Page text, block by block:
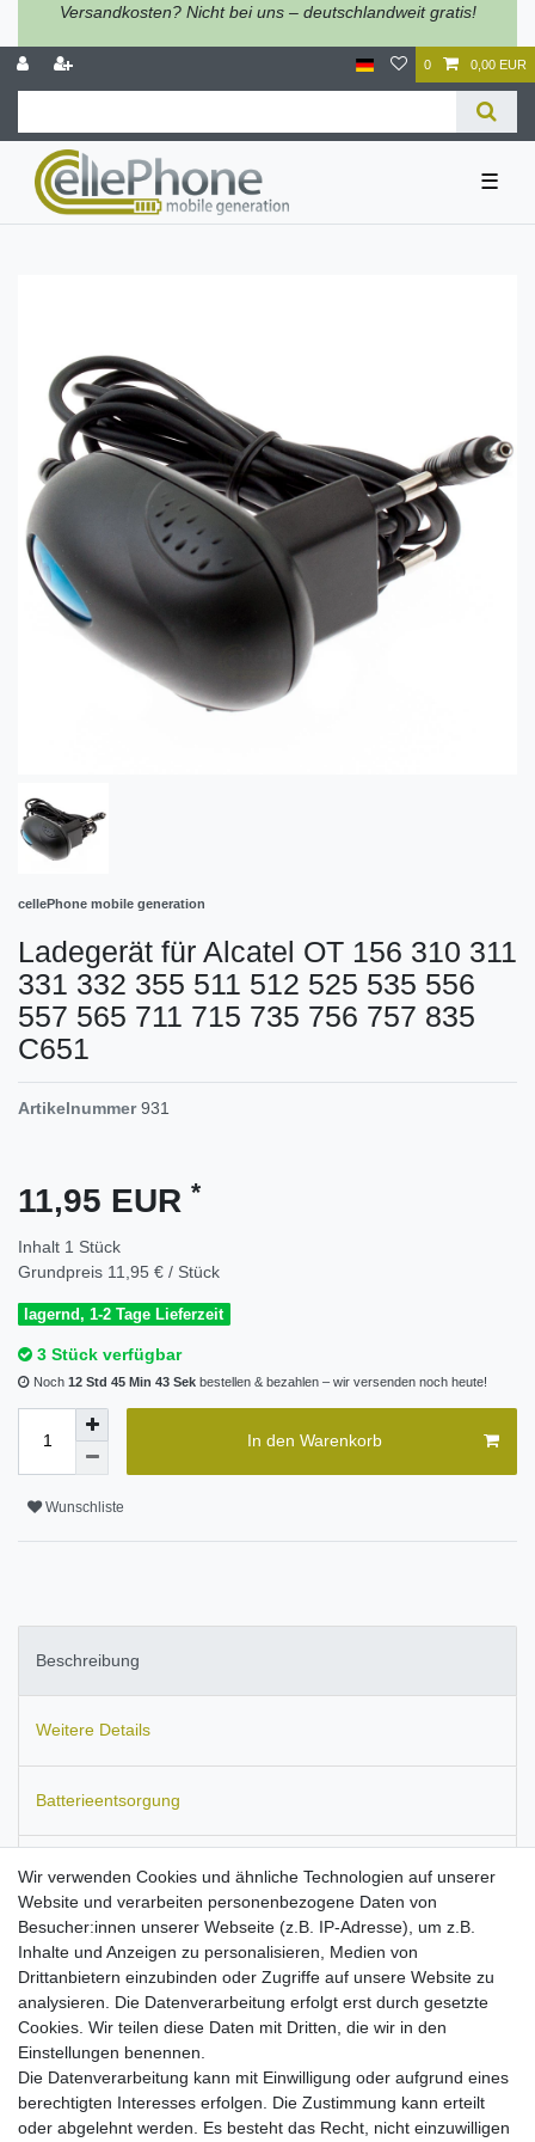
Versandkosten? Nicht bei uns – deutschlandweit gratis!
0 0,00 EUR
☰
cellePhone mobile generation
Ladegerät für Alcatel OT 156 310 311
331 332 355 511 512 525 535 556
557 565 711 715 735 756 757 835
C651
Artikelnummer 931
11,95 EUR *
Inhalt 1 Stück
Grundpreis 11,95 € / Stück
lagernd, 1-2 Tage Lieferzeit
3 Stück verfügbar
Noch 12 Std 45 Min 42 Sek bestellen & bezahlen – wir versenden noch heute!
In den Warenkorb
Wunschliste
Beschreibung
Weitere Details
Batterieentsorgung
Informationen zur Produktsicherheit
Passend fürAlcatel One Touch (OT) 156, 310, 311, 312, 331,
332, 355, 511, 512, 525, 535, 556, 557, 565, 711, 715, 735, 756,
757, 835, C550, C551, C552, C560, C630, C635, C651, C652,
C750, C753, E100, E105, E157, E158, E159, E160, E205, E252,
E256, E257, E259, E260, E265. Tevion MD41900.
kompaktesReise-Ladegerätmit flexibler
Eingangsspannung
Wir verwenden Cookies und ähnliche Technologien auf unserer
Website und verarbeiten personenbezogene Daten von
Besucher:innen unserer Webseite (z.B. IP-Adresse), um z.B.
Inhalte und Anzeigen zu personalisieren, Medien von
Drittanbietern einzubinden oder Zugriffe auf unsere Website zu
analysieren. Die Datenverarbeitung erfolgt erst durch gesetzte
Cookies. Wir teilen diese Daten mit Dritten, die wir in den
Einstellungen benennen.
Die Datenverarbeitung kann mit Einwilligung oder aufgrund eines
berechtigten Interesses erfolgen. Die Zustimmung kann erteilt
oder abgelehnt werden. Es besteht das Recht, nicht einzuwilligen